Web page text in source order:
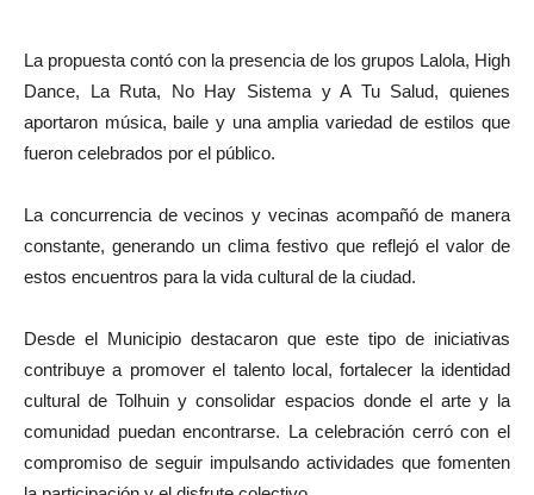
La propuesta contó con la presencia de los grupos Lalola, High
Dance, La Ruta, No Hay Sistema y A Tu Salud, quienes
aportaron música, baile y una amplia variedad de estilos que
fueron celebrados por el público.
La concurrencia de vecinos y vecinas acompañó de manera
constante, generando un clima festivo que reflejó el valor de
estos encuentros para la vida cultural de la ciudad.
Desde el Municipio destacaron que este tipo de iniciativas
contribuye a promover el talento local, fortalecer la identidad
cultural de Tolhuin y consolidar espacios donde el arte y la
comunidad puedan encontrarse. La celebración cerró con el
compromiso de seguir impulsando actividades que fomenten